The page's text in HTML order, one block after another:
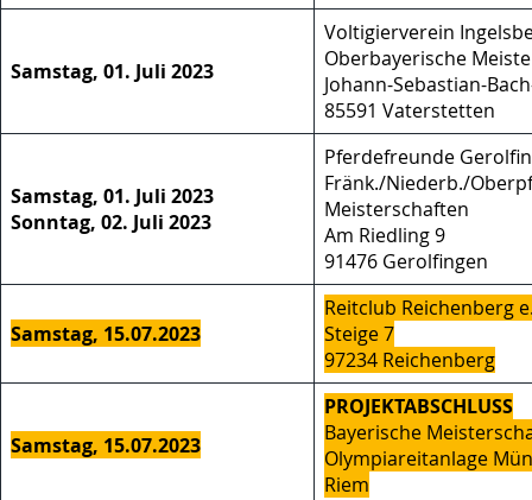
Samstag, 01. Juli 2023
Voltigierverein
Oberbayerische
Johann-Sebastian-
85591 Vaterstetten
Samstag, 01. Juli 2023
Sonntag, 02. Juli 2023
Pferdefreunde
Fränk./Niederb./
Meisterschaften
Am Riedling 9
91476 Gerolfingen
Samstag, 15.07.2023
Reitclub Reichenberg
Steige 7
97234 Reichenberg
Samstag, 15.07.2023
PROJEKTABSCHLUSS
Bayerische
Olympiareitanlage
Riem